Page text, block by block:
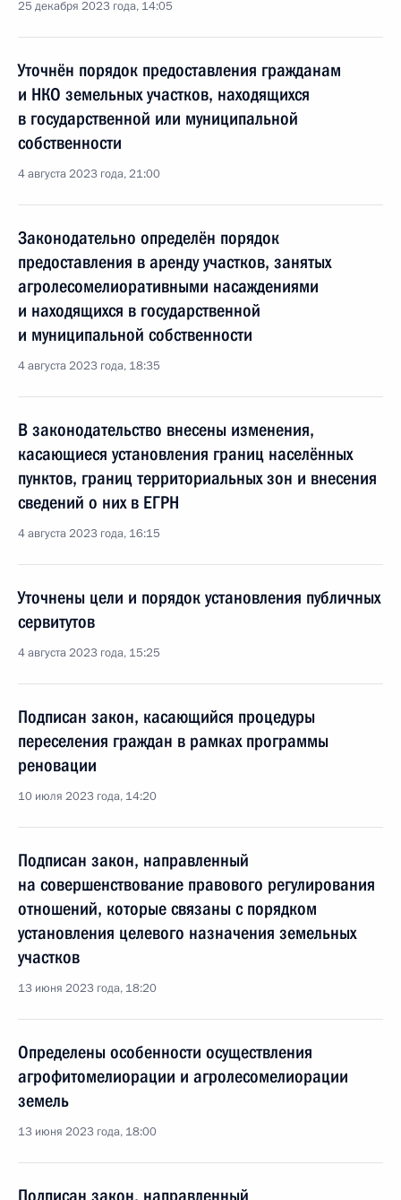
25 декабря 2023 года, 14:05
Уточнён порядок предоставления гражданам
и НКО земельных участков, находящихся
в государственной или муниципальной
собственности
4 августа 2023 года, 21:00
Законодательно определён порядок
предоставления в аренду участков, занятых
агролесомелиоративными насаждениями
и находящихся в государственной
и муниципальной собственности
4 августа 2023 года, 18:35
В законодательство внесены изменения,
касающиеся установления границ населённых
пунктов, границ территориальных зон и внесения
сведений о них в ЕГРН
4 августа 2023 года, 16:15
Уточнены цели и порядок установления публичных
сервитутов
4 августа 2023 года, 15:25
Подписан закон, касающийся процедуры
переселения граждан в рамках программы
реновации
10 июля 2023 года, 14:20
Подписан закон, направленный
на совершенствование правового регулирования
отношений, которые связаны с порядком
установления целевого назначения земельных
участков
13 июня 2023 года, 18:20
Определены особенности осуществления
агрофитомелиорации и агролесомелиорации
земель
13 июня 2023 года, 18:00
Подписан закон, направленный